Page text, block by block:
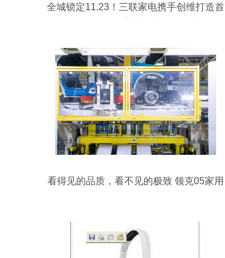
全城锁定11.23！三联家电携手创维打造首
看得见的品质，看不见的极致 领克05家用